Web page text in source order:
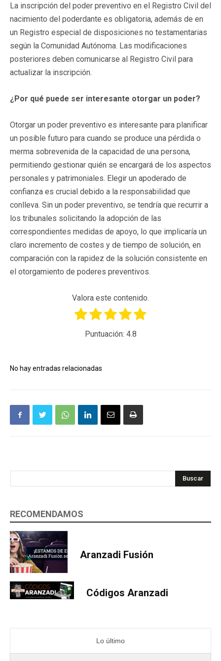
La inscripción del poder preventivo en el Registro Civil del
nacimiento del poderdante es obligatoria, además de en
un Registro especial de disposiciones no testamentarias
según la Comunidad Autónoma. Las modificaciones
posteriores deben comunicarse al Registro Civil para
actualizar la inscripción.
¿Por qué puede ser interesante otorgar un poder?
Otorgar un poder preventivo es interesante para planificar
un posible futuro para cuando se produce una pérdida o
merma sobrevenida de la capacidad de una persona,
permitiendo gestionar quién se encargará de los aspectos
personales y patrimoniales. Elegir un apoderado de
confianza es crucial debido a la responsabilidad que
conlleva. Sin un poder preventivo, se tendría que recurrir a
los tribunales solicitando la adopción de las
correspondientes medidas de apoyo, lo que implicaría un
claro incremento de costes y de tiempo de solución, en
comparación con la rapidez de la solución consistente en
el otorgamiento de poderes preventivos.
Valora este contenido.
Puntuación: 4.8
No hay entradas relacionadas
Buscar
RECOMENDAMOS
Aranzadi Fusión
Códigos Aranzadi
Lo último